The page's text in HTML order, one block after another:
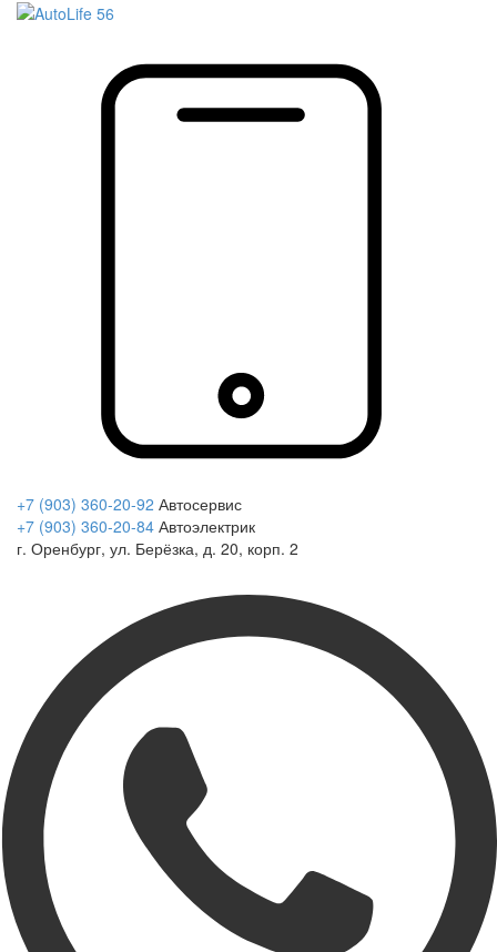
+7 (903) 360-20-92 Автосервис
+7 (903) 360-20-84 Автоэлектрик
г. Оренбург, ул. Берёзка, д. 20, корп. 2